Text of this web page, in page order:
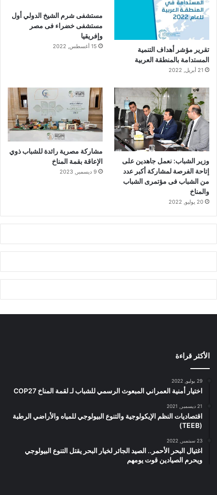
تقرير مؤشر أهداف التنمية
المستدامة بالمنطقة العربية
21 أبريل, 2022
مستشفى شرم الشيخ الدولي أول
مستشفى خضراء فى مصر
وإفريقيا
15 أغسطس, 2022
وزير الشباب: نعمل جاهدين على
إتاحة الفرصة لمشاركة أكبر عدد
من الشباب فى مؤتمرى الشباب
والمناخ
20 يوليو, 2022
مشاركة مصرية رائدة للشباب ذوي
الإعاقة بقمة المناخ
9 ديسمبر, 2023
الأكثر قراءة
29 يوليو, 2022
اختيار أمنية العمراني المبعوث الرسمي للشباب لـ لقمة المناخ COP27
21 ديسمبر, 2021
اقتصاديات النظم الإيكولوجية والتنوع البيولوجي للمياه والأراضي الرطبة
(TEEB)
23 سبتمبر, 2022
اغتيال البحر الأحمر.. الصيد الجائر لخيار البحر يقتل التنوع البيولوجي
ويحرم الصيادين قوت يومهم